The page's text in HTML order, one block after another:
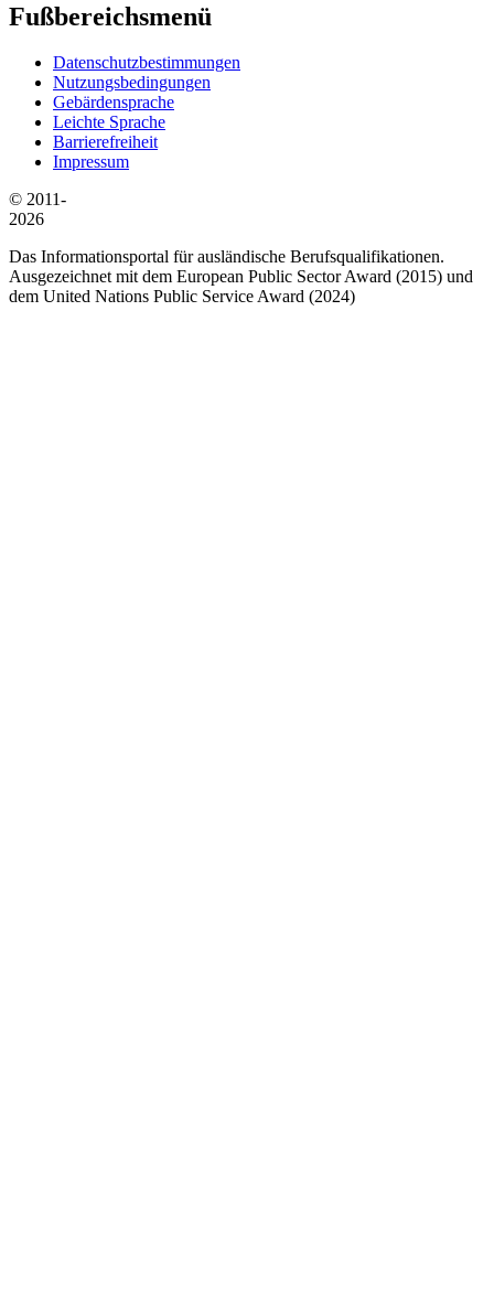
Fußbereichsmenü
Datenschutzbestimmungen
Nutzungsbedingungen
Gebärdensprache
Leichte Sprache
Barrierefreiheit
Impressum
© 2011-
2026
Das Informationsportal für ausländische Berufsqualifikationen.
Ausgezeichnet mit dem European Public Sector Award (2015) und
dem United Nations Public Service Award (2024)